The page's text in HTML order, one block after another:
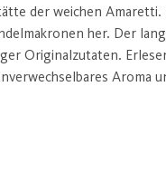
der weichen
her. Der
Originalzutaten.
Aroma